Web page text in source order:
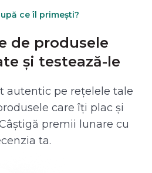
ce îl primești?
de produsele
și testează-le
autentic pe rețelele tale
care îți plac și
premii lunare cu
ta.